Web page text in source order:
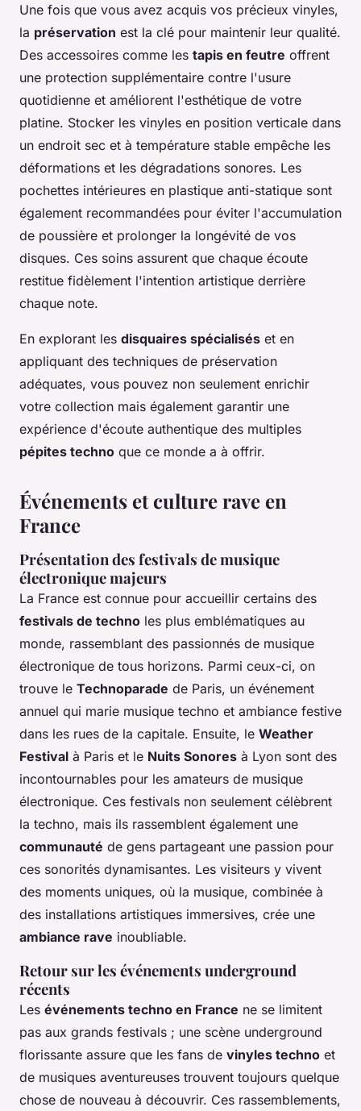
Une fois que vous avez acquis vos précieux vinyles,
la préservation est la clé pour maintenir leur qualité.
Des accessoires comme les tapis en feutre offrent
une protection supplémentaire contre l'usure
quotidienne et améliorent l'esthétique de votre
platine. Stocker les vinyles en position verticale dans
un endroit sec et à température stable empêche les
déformations et les dégradations sonores. Les
pochettes intérieures en plastique anti-statique sont
également recommandées pour éviter l'accumulation
de poussière et prolonger la longévité de vos
disques. Ces soins assurent que chaque écoute
restitue fidèlement l'intention artistique derrière
chaque note.
En explorant les disquaires spécialisés et en
appliquant des techniques de préservation
adéquates, vous pouvez non seulement enrichir
votre collection mais également garantir une
expérience d'écoute authentique des multiples
pépites techno que ce monde a à offrir.
Événements et culture rave en
France
Présentation des festivals de musique
électronique majeurs
La France est connue pour accueillir certains des
festivals de techno les plus emblématiques au
monde, rassemblant des passionnés de musique
électronique de tous horizons. Parmi ceux-ci, on
trouve le Technoparade de Paris, un événement
annuel qui marie musique techno et ambiance festive
dans les rues de la capitale. Ensuite, le Weather
Festival à Paris et le Nuits Sonores à Lyon sont des
incontournables pour les amateurs de musique
électronique. Ces festivals non seulement célèbrent
la techno, mais ils rassemblent également une
communauté de gens partageant une passion pour
ces sonorités dynamisantes. Les visiteurs y vivent
des moments uniques, où la musique, combinée à
des installations artistiques immersives, crée une
ambiance rave inoubliable.
Retour sur les événements underground
récents
Les événements techno en France ne se limitent
pas aux grands festivals ; une scène underground
florissante assure que les fans de vinyles techno et
de musiques aventureuses trouvent toujours quelque
chose de nouveau à découvrir. Ces rassemblements,